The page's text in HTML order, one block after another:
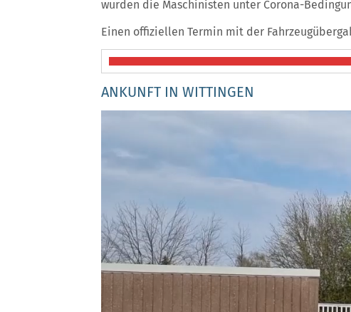
wurden die Maschinisten unter Corona-
Einen offiziellen Termin mit der
ANKUNFT IN WITTINGEN